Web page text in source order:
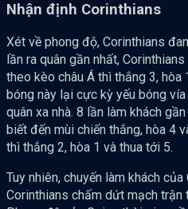
Nhận định Corinthians
Xét về phong độ, Corinthians
lần ra quân gần nhất,
theo kèo châu Á thì thắng 3, hòa
bóng này lại cực kỳ yếu bóng
quân xa nhà. 8 lần làm khách
biết đến mùi chiến thắng, hòa 4
thì thắng 2, hòa 1 và thua tới 5.
Tuy nhiên, chuyến làm khách
Corinthians chấm dứt mạch